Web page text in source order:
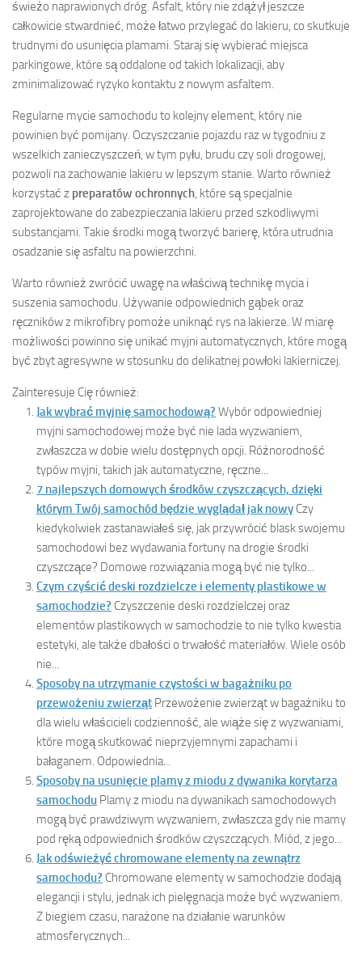
świeżo naprawionych dróg. Asfalt, który nie zdążył jeszcze
całkowicie stwardnieć, może łatwo przylegać do lakieru, co skutkuje
trudnymi do usunięcia plamami. Staraj się wybierać miejsca
parkingowe, które są oddalone od takich lokalizacji, aby
zminimalizować ryzyko kontaktu z nowym asfaltem.
Regularne mycie samochodu to kolejny element, który nie
powinien być pomijany. Oczyszczanie pojazdu raz w tygodniu z
wszelkich zanieczyszczeń, w tym pyłu, brudu czy soli drogowej,
pozwoli na zachowanie lakieru w lepszym stanie. Warto również
korzystać z preparatów ochronnych, które są specjalnie
zaprojektowane do zabezpieczania lakieru przed szkodliwymi
substancjami. Takie środki mogą tworzyć barierę, która utrudnia
osadzanie się asfaltu na powierzchni.
Warto również zwrócić uwagę na właściwą technikę mycia i
suszenia samochodu. Używanie odpowiednich gąbek oraz
ręczników z mikrofibry pomoże uniknąć rys na lakierze. W miarę
możliwości powinno się unikać myjni automatycznych, które mogą
być zbyt agresywne w stosunku do delikatnej powłoki lakierniczej.
Zainteresuje Cię również:
Jak wybrać myjnię samochodową? Wybór odpowiedniej
myjni samochodowej może być nie lada wyzwaniem,
zwłaszcza w dobie wielu dostępnych opcji. Różnorodność
typów myjni, takich jak automatyczne, ręczne...
7 najlepszych domowych środków czyszczących, dzięki
którym Twój samochód będzie wyglądał jak nowy Czy
kiedykolwiek zastanawiałeś się, jak przywrócić blask swojemu
samochodowi bez wydawania fortuny na drogie środki
czyszczące? Domowe rozwiązania mogą być nie tylko...
Czym czyścić deski rozdzielcze i elementy plastikowe w
samochodzie? Czyszczenie deski rozdzielczej oraz
elementów plastikowych w samochodzie to nie tylko kwestia
estetyki, ale także dbałości o trwałość materiałów. Wiele osób
nie...
Sposoby na utrzymanie czystości w bagażniku po
przewożeniu zwierząt Przewożenie zwierząt w bagażniku to
dla wielu właścicieli codzienność, ale wiąże się z wyzwaniami,
które mogą skutkować nieprzyjemnymi zapachami i
bałaganem. Odpowiednia...
Sposoby na usunięcie plamy z miodu z dywanika korytarza
samochodu Plamy z miodu na dywanikach samochodowych
mogą być prawdziwym wyzwaniem, zwłaszcza gdy nie mamy
pod ręką odpowiednich środków czyszczących. Miód, z jego...
Jak odświeżyć chromowane elementy na zewnątrz
samochodu? Chromowane elementy w samochodzie dodają
elegancji i stylu, jednak ich pielęgnacja może być wyzwaniem.
Z biegiem czasu, narażone na działanie warunków
atmosferycznych...